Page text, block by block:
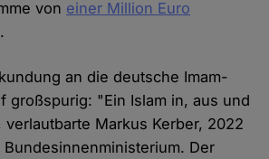
von einer Million Euro
.
an die deutsche Imam-
großspurig: "Ein Islam in, aus und
Markus Kerber, 2022
Bundesinnenministerium. Der